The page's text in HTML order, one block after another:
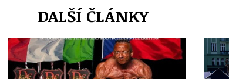
DALŠÍ ČLÁNKY